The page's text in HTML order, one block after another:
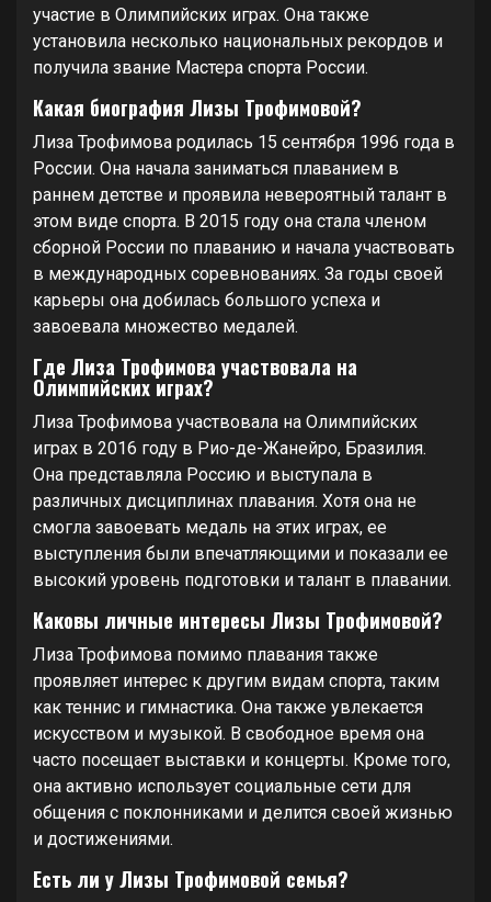
участие в Олимпийских играх. Она также
установила несколько национальных рекордов и
получила звание Мастера спорта России.
Какая биография Лизы Трофимовой?
Лиза Трофимова родилась 15 сентября 1996 года в
России. Она начала заниматься плаванием в
раннем детстве и проявила невероятный талант в
этом виде спорта. В 2015 году она стала членом
сборной России по плаванию и начала участвовать
в международных соревнованиях. За годы своей
карьеры она добилась большого успеха и
завоевала множество медалей.
Где Лиза Трофимова участвовала на
Олимпийских играх?
Лиза Трофимова участвовала на Олимпийских
играх в 2016 году в Рио-де-Жанейро, Бразилия.
Она представляла Россию и выступала в
различных дисциплинах плавания. Хотя она не
смогла завоевать медаль на этих играх, ее
выступления были впечатляющими и показали ее
высокий уровень подготовки и талант в плавании.
Каковы личные интересы Лизы Трофимовой?
Лиза Трофимова помимо плавания также
проявляет интерес к другим видам спорта, таким
как теннис и гимнастика. Она также увлекается
искусством и музыкой. В свободное время она
часто посещает выставки и концерты. Кроме того,
она активно использует социальные сети для
общения с поклонниками и делится своей жизнью
и достижениями.
Есть ли у Лизы Трофимовой семья?